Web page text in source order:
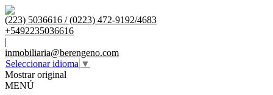
(223) 5036616 / (0223) 472-9192/4683
+5492235036616
|
inmobiliaria@berengeno.com
Seleccionar idioma ▼
Mostrar original
MENÚ